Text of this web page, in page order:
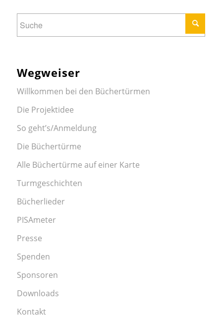
Wegweiser
Willkommen bei den Büchertürmen
Die Projektidee
So geht’s/Anmeldung
Die Büchertürme
Alle Büchertürme auf einer Karte
Turmgeschichten
Bücherlieder
PISAmeter
Presse
Spenden
Sponsoren
Downloads
Kontakt